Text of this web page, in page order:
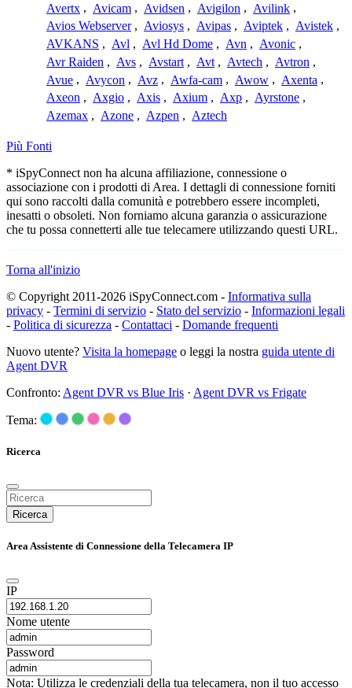
Avertx , Avicam , Avidsen , Avigilon , Avilink ,
Avios Webserver , Aviosys , Avipas , Aviptek , Avistek ,
AVKANS , Avl , Avl Hd Dome , Avn , Avonic ,
Avr Raiden , Avs , Avstart , Avt , Avtech , Avtron ,
Avue , Avycon , Avz , Awfa-cam , Awow , Axenta ,
Axeon , Axgio , Axis , Axium , Axp , Ayrstone ,
Azemax , Azone , Azpen , Aztech
Più Fonti
* iSpyConnect non ha alcuna affiliazione, connessione o
associazione con i prodotti di Area. I dettagli di connessione forniti
qui sono raccolti dalla comunità e potrebbero essere incompleti,
inesatti o obsoleti. Non forniamo alcuna garanzia o assicurazione
che tu possa connetterti alle tue telecamere utilizzando questi URL.
Torna all'inizio
© Copyright 2011-2026 iSpyConnect.com - Informativa sulla
privacy - Termini di servizio - Stato del servizio - Informazioni legali
- Politica di sicurezza - Contattaci - Domande frequenti
Nuovo utente? Visita la homepage o leggi la nostra guida utente di
Agent DVR
Confronto: Agent DVR vs Blue Iris · Agent DVR vs Frigate
Tema:
Ricerca
Ricerca
Area Assistente di Connessione della Telecamera IP
IP
Nome utente
Password
Nota: Utilizza le credenziali della tua telecamera, non il tuo accesso